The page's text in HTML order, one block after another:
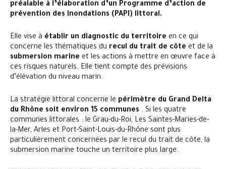
préalable à l’élaboration d’un Programme d’action de
prévention des inondations (PAPI) littoral.
Elle vise à établir un diagnostic du territoire en ce qui
concerne les thématiques du recul du trait de côte et de la
submersion marine et les actions à mettre en œuvre face à
ces risques naturels. Elle tient compte des prévisions
d’élévation du niveau marin.
La stratégie littoral concerne le périmètre du Grand Delta
du Rhône soit environ 15 communes . Si les quatre
communes littorales : le Grau-du-Roi, Les Saintes-Maries-de-
la-Mer, Arles et Port-Saint-Louis-du-Rhône sont plus
particulièrement concernées par le recul du trait de côte, la
submersion marine touche un territoire plus large.